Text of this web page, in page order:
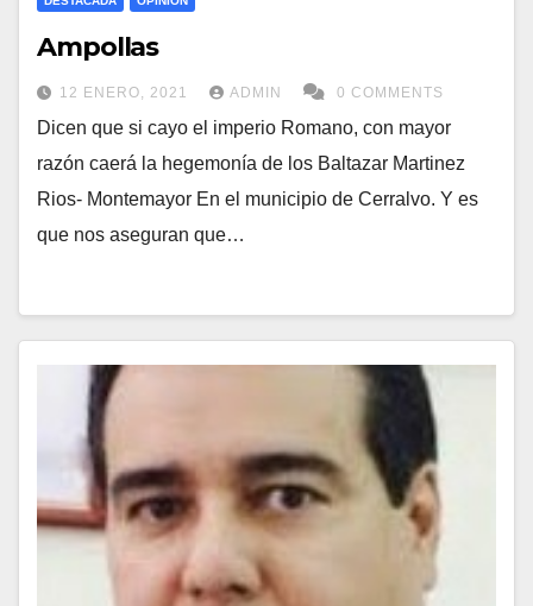
Ampollas
12 ENERO, 2021 ADMIN 0 COMMENTS
Dicen que si cayo el imperio Romano, con mayor
razón caerá la hegemonía de los Baltazar Martinez
Rios- Montemayor En el municipio de Cerralvo. Y es
que nos aseguran que…